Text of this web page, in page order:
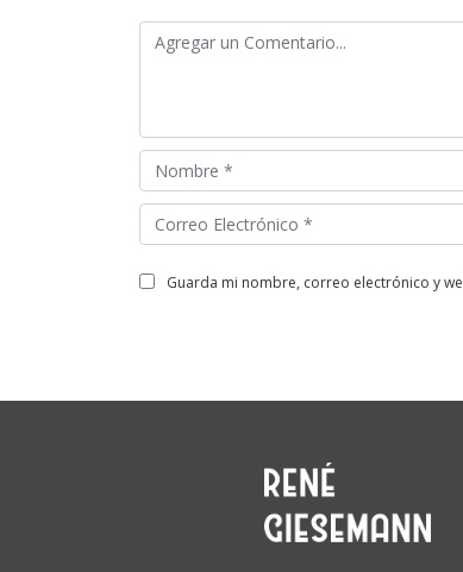
guarda mi nombre, correo electrónico y